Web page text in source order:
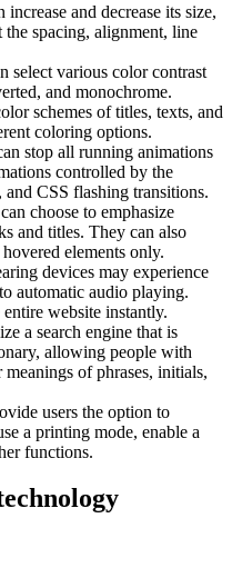
increase and decrease its size,
spacing, alignment, line
select various color contrast
and monochrome.
schemes of titles, texts, and
coloring options.
stop all running animations
controlled by the
CSS flashing transitions.
choose to emphasize
and titles. They can also
elements only.
devices may experience
automatic audio playing.
website instantly.
a search engine that is
allowing people with
of phrases, initials,
users the option to
a printing mode, enable a
functions.